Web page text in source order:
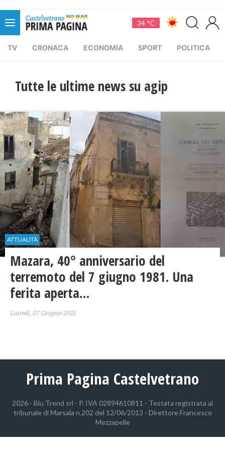
34 °C
TV CRONACA ECONOMIA SPORT POLITICA
Tutte le ultime news su agip
ATTUALITÀ
Mazara, 40° anniversario del
terremoto del 7 giugno 1981. Una
ferita aperta…
Lunedì, 07 Giugno 2021
Prima Pagina Castelvetrano
2026 - Blu Trend srl - P. IVA 02894610811 - Testata registrata al
tribunale di Marsala n.202 del 12/06/2013 - Direttore Francesco
Mezzapelle